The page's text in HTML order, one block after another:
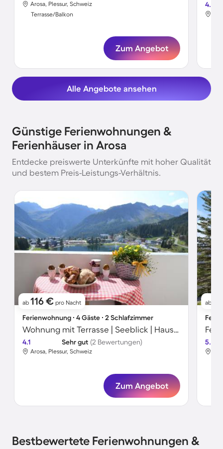
Arosa, Plessur, Schweiz
Terrasse/Balkon
Zum Angebot
4.0
Alle Angebote ansehen
Günstige Ferienwohnungen &
Ferienhäuser in Arosa
Entdecke preiswerte Unterkünfte mit hoher Qualität
und bestem Preis-Leistungs-Verhältnis.
ab 116 € pro Nacht
Ferienwohnung ∙ 4 Gäste ∙ 2 Schlafzimmer
Wohnung mit Terrasse | Seeblick | Haustierfreundlich
4.1 Sehr gut (2 Bewertungen)
Arosa, Plessur, Schweiz
Zum Angebot
ab
5.0
Bestbewertete Ferienwohnungen &